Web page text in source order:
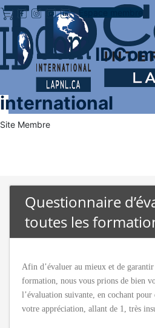
Espace membre
IDCom
international
Site Membre